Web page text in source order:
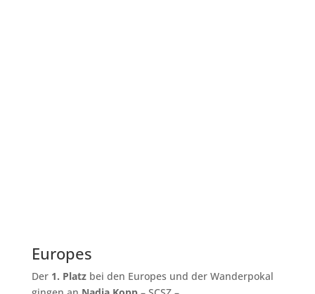
Europes
Der 1. Platzbei den Europes und der Wanderpokal